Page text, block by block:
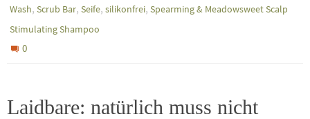
Wash, Scrub Bar, Seife, silikonfrei, Spearming & Meadowsweet Scalp
Stimulating Shampoo
0
Laidbare: natürlich muss nicht